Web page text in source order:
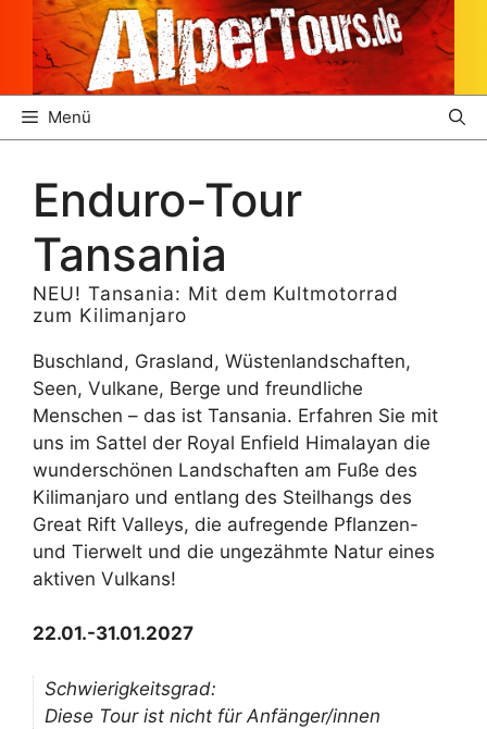
Zum
Inhalt
springen
Menü
Enduro-Tour
Tansania
NEU! Tansania: Mit dem Kultmotorrad
zum Kilimanjaro
Buschland, Grasland, Wüstenlandschaften,
Seen, Vulkane, Berge und freundliche
Menschen – das ist Tansania. Erfahren Sie mit
uns im Sattel der Royal Enfield Himalayan die
wunderschönen Landschaften am Fuße des
Kilimanjaro und entlang des Steilhangs des
Great Rift Valleys, die aufregende Pflanzen-
und Tierwelt und die ungezähmte Natur eines
aktiven Vulkans!
22.01.-31.01.2027
Schwierigkeitsgrad:
Diese Tour ist nicht für Anfänger/innen